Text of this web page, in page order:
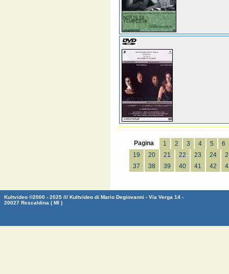
Pagina 1 2 3 4 5
6
19
20 21 22 23 24
37
38 39 40 41 42
Kultvideo ©2000 - 2025 /// Kultvideo di Mario Degiovanni - Via Verga 14 -
20027 Rescaldina ( MI )